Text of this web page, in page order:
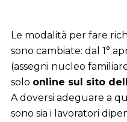
Le modalità per fare
sono cambiate: dal 1°
(assegni nucleo
solo online sul sito
A doversi adeguare a
sono sia i lavoratori